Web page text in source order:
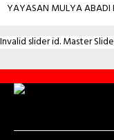
YAYASAN MULYA ABADI
Invalid slider id. Master
Contact
Us